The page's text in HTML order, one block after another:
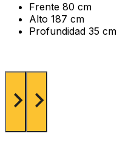
Frente 80 cm
Alto 187 cm
Profundidad 35 cm